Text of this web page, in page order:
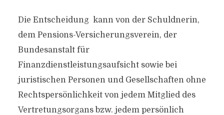
Die Entscheidung kann von der Schuldnerin,
dem Pensions-Versicherungsverein, der
Bundesanstalt für
Finanzdienstleistungsaufsicht sowie bei
juristischen Personen und Gesellschaften ohne
Rechtspersönlichkeit von jedem Mitglied des
Vertretungsorgans bzw. jedem persönlich